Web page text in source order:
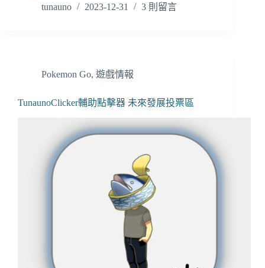
tunauno
2023-12-31 3 則留言
Pokemon Go, 遊戲情報
TunaunoClicker輔助點擊器 未來發展投票區